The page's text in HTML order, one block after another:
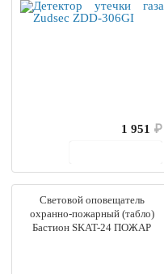
1 951 ₽
Световой оповещатель
охранно-пожарный (табло)
Бастион SKAT-24 ПОЖАР